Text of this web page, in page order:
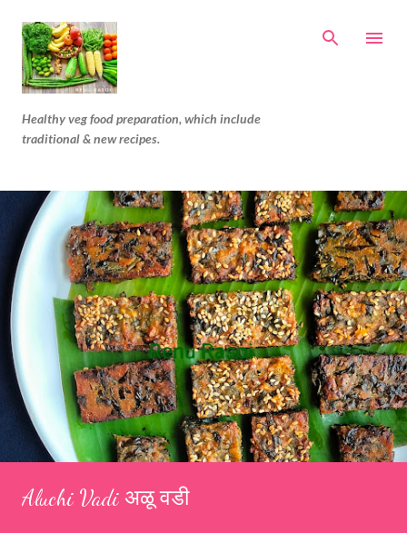
Healthy veg food preparation, which include
traditional & new recipes.
Aluchi Vadi अळू वडी